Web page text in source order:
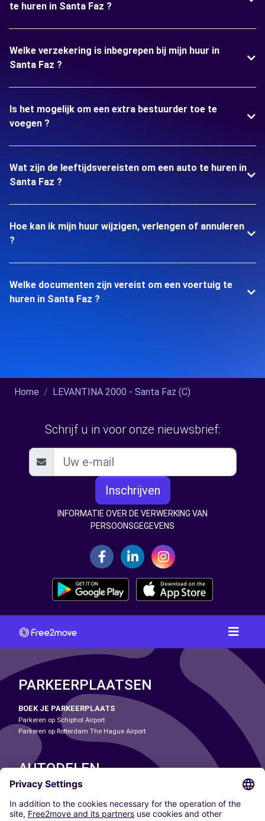
te huren in Santa Faz ?
Welke verzekering is inbegrepen bij mijn huur in
Santa Faz ?
Is het mogelijk om een extra bestuurder toe te
voegen ?
Wat zijn de leeftijdsvereisten om een auto te huren in
Santa Faz ?
Hoe kan ik mijn huur wijzigen, verlengen of annuleren
?
Welke documenten zijn vereist om een voertuig te
huren in Santa Faz ?
Home LEVANTINA 2000 - Santa Faz (C)
Schrijf u in voor onze nieuwsbrief:
Inschrijven
INFORMATIE OVER DE VERWERKING VAN
PERSOONSGEGEVENS
PARKEERPLAATSEN
BOEK JE PARKEERPLAATS
Parkeren op Schiphol Airport
Parkeren op Rotterdam The Hague Airport
AUTODELEN
ONZE STEDEN
Paris
Madrid